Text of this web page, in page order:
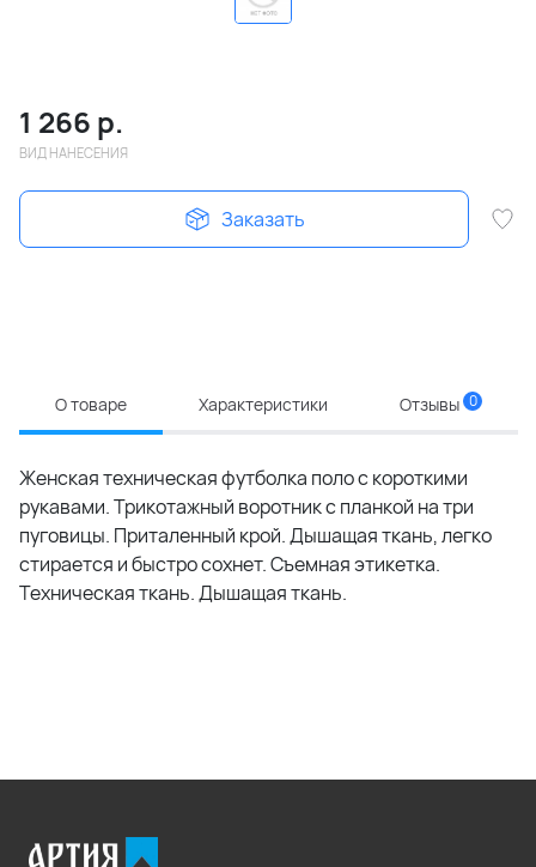
1 266 р.
ВИД НАНЕСЕНИЯ
Заказать
О товаре Характеристики Отзывы 0
Женская техническая футболка поло с короткими
рукавами. Трикотажный воротник с планкой на три
пуговицы. Приталенный крой. Дышащая ткань, легко
стирается и быстро сохнет. Съемная этикетка.
Техническая ткань. Дышащая ткань.